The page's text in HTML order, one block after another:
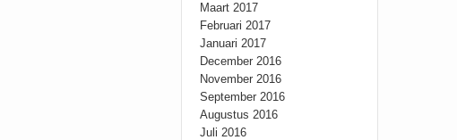
Maart 2017
Februari 2017
Januari 2017
December 2016
November 2016
September 2016
Augustus 2016
Juli 2016